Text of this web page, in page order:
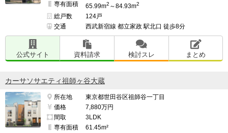
専有面積
65.99m2 ～84.93m2
総戸数
124戸
交通
西武新宿線 都立家政 駅北口 徒歩8分
公式サイト 資料請求 検討スレ まとめ
カーサソサエティ祖師ヶ谷大蔵
所在地
東京都世田谷区祖師谷一丁目
価格
7,880万円
間取
3LDK
専有面積
61.45m²